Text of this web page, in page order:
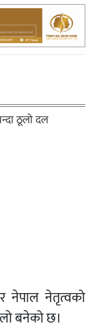
नेपाल नेतृत्वको
बनेको छ।